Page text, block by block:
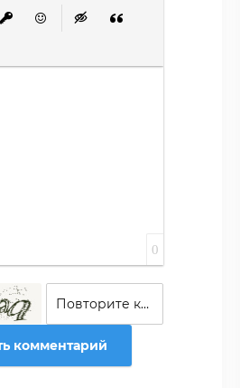
ЗачеркнутыйВыравнивание
0
комментарий